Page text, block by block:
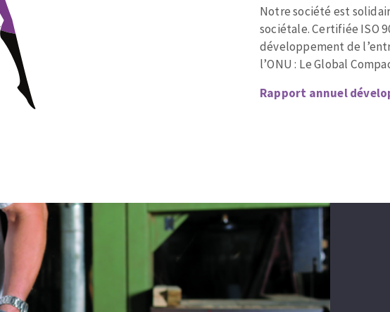
Meules sur tige
Brosses
Meules de tourets
Feutres à polir
Bandes sans fin
Notre société est
sociétale. Certifiée ISO
développement de
l’ONU : Le Global
Rapport annuel